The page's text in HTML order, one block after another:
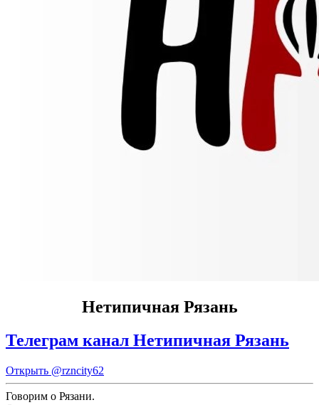
Нетипичная Рязань
Телеграм канал Нетипичная Рязань
Открыть @rzncity62
Говорим о Рязани.